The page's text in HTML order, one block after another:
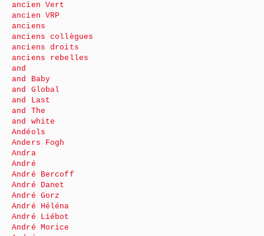
ancien Vert
ancien VRP
anciens
anciens collègues
anciens droits
anciens rebelles
and
and Baby
and Global
and Last
and The
and white
Andéols
Anders Fogh
Andra
André
André Bercoff
André Danet
André Gorz
André Héléna
André Liébot
André Morice